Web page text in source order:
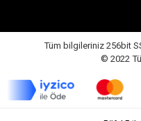
Tüm bilgileriniz 256bit
© 2022